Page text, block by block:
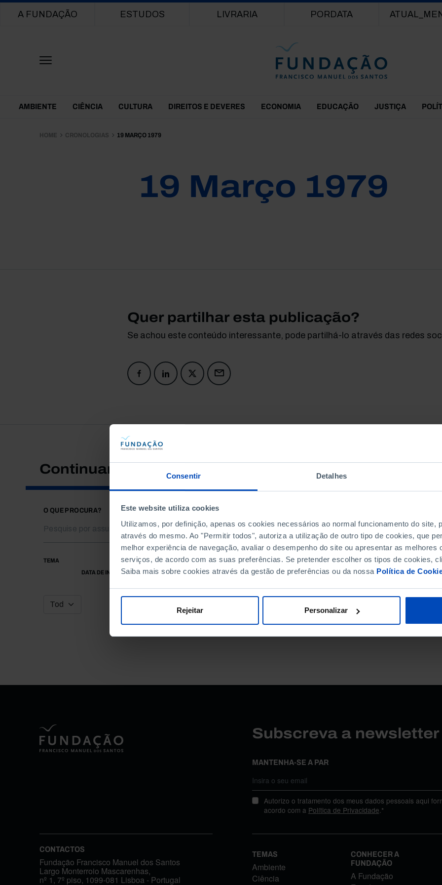
Consentir Detalhes
Este website utiliza cookies
Utilizamos, por definição, apenas os cookies necessários ao normal funcionamento do site,
através do mesmo. Ao "Permitir todos", autoriza a utilização de outro tipo de cookies, que
melhor experiência de navegação, avaliar o desempenho do site ou apresentar as melhores
serviços, de acordo com as suas preferências. Se pretender escolher os tipos de cookies,
Saiba mais sobre cookies através da gestão de preferências ou da nossa Política de
Rejeitar Personalizar
Main navigation
A FUNDAÇÃO ESTUDOS LIVRARIA PORDATA
Themes Menu
AMBIENTE CIÊNCIA CULTURA DIREITOS E DEVERES ECONOMIA EDUCAÇÃO JUSTIÇA
HOME CRONOLOGIAS 19 MARÇO 1979
19 Março 1979
Quer partilhar esta publicação?
Se achou este conteúdo interessante, pode partilhá-lo através das redes
Continuar a pesquisar
O QUE PROCURA?
TEMA
DATA DE INÍCIO
DATA DE FIM
Subscreva a
MANTENHA-SE A PAR
Autorizo o tratamento dos meus dados pessoais aqui
acordo com a Política de Privacidade.*
CONTACTOS
Fundação Francisco Manuel dos Santos
Largo Monterroio Mascarenhas,
nº 1, 7º piso, 1099-081 Lisboa - Portugal
TEMAS
Ambiente
Ciência
CONHECER A
FUNDAÇÃO
A Fundação